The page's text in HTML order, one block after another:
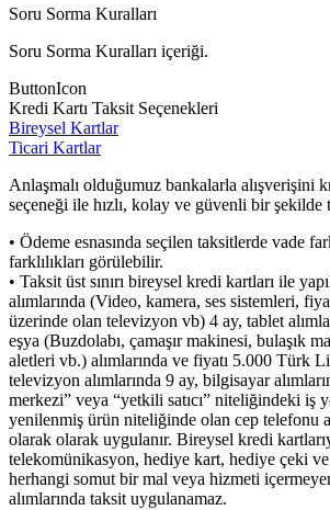
Soru Sorma Kuralları
Soru Sorma Kuralları içeriği.
ButtonIcon
Kredi Kartı Taksit Seçenekleri
Bireysel Kartlar
Ticari Kartlar
Anlaşmalı olduğumuz bankalarla alışverişini
seçeneği ile hızlı, kolay ve güvenli bir şekilde
• Ödeme esnasında seçilen taksitlerde vade
farklılıkları görülebilir.
• Taksit üst sınırı bireysel kredi kartları ile
alımlarında (Video, kamera, ses sistemleri,
üzerinde olan televizyon vb) 4 ay, tablet
eşya (Buzdolabı, çamaşır makinesi, bulaşık
aletleri vb.) alımlarında ve fiyatı 5.000 Türk
televizyon alımlarında 9 ay, bilgisayar
merkezi” veya “yetkili satıcı” niteliğindeki iş
yenilenmiş ürün niteliğinde olan cep telefonu
olarak olarak uygulanır. Bireysel kredi
telekomünikasyon, hediye kart, hediye çeki
herhangi somut bir mal veya hizmeti
alımlarında taksit uygulanamaz.